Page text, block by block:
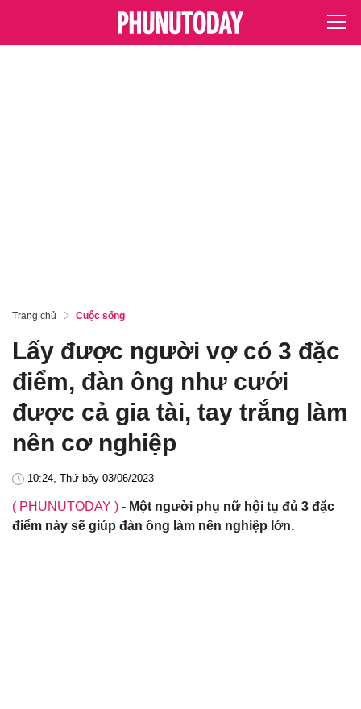
Trang chủ Cuộc sống
Lấy được người vợ có 3 đặc
điểm, đàn ông như cưới
được cả gia tài, tay trắng làm
nên cơ nghiệp
10:24, Thứ bảy 03/06/2023
( PHUNUTODAY ) - Một người phụ nữ hội tụ đủ 3 đặc
điểm này sẽ giúp đàn ông làm nên nghiệp lớn.